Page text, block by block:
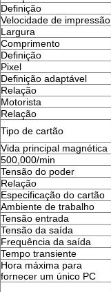
Definição
Velocidade de impressão
Largura
Comprimento
Definição
Pixel
Definição adaptável
Relação
Motorista
Relação
Tipo de cartão
Vida principal magnética
500,000/min
Tensão do poder
Relação
Especificação do cartão
Ambiente de trabalho
Tensão entrada
Tensão da saída
Frequência da saída
Tempo transiente
Hora máxima para
fornecer um único PC